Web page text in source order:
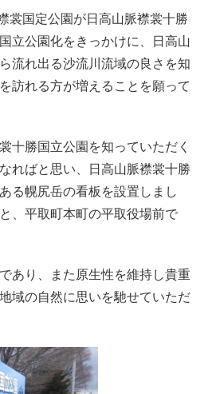
裳国定公園が日高山脈襟裳十勝
立公園化をきっかけに、日高山
流れ出る沙流川流域の良さを知
訪れる方が増えることを願って
十勝国立公園を知っていただく
ればと思い、日高山脈襟裳十勝
る幌尻岳の看板を設置しまし
、平取町本町の平取役場前で
あり、また原生性を維持し貴重
域の自然に思いを馳せていただ